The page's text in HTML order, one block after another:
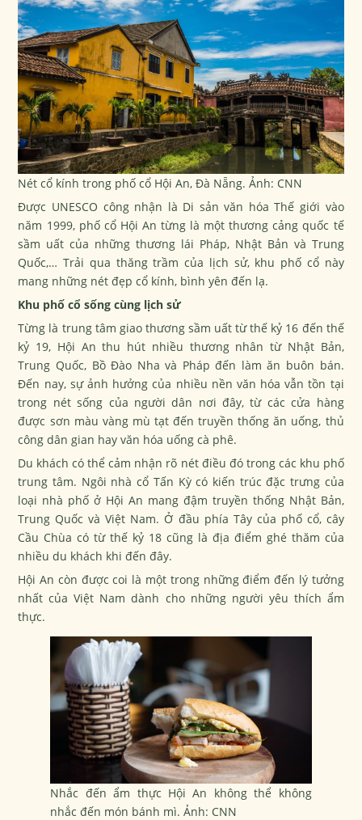
Nét cổ kính trong phố cổ Hội An, Đà Nẵng. Ảnh: CNN
Được UNESCO công nhận là Di sản văn hóa Thế giới vào
năm 1999, phố cổ Hội An từng là một thương cảng quốc tế
sầm uất của những thương lái Pháp, Nhật Bản và Trung
Quốc,… Trải qua thăng trầm của lịch sử, khu phố cổ này
mang những nét đẹp cổ kính, bình yên đến lạ.
Khu phố cổ sống cùng lịch sử
Từng là trung tâm giao thương sầm uất từ thế kỷ 16 đến thế
kỷ 19, Hội An thu hút nhiều thương nhân từ Nhật Bản,
Trung Quốc, Bồ Đào Nha và Pháp đến làm ăn buôn bán.
Đến nay, sự ảnh hưởng của nhiều nền văn hóa vẫn tồn tại
trong nét sống của người dân nơi đây, từ các cửa hàng
được sơn màu vàng mù tạt đến truyền thống ăn uống, thủ
công dân gian hay văn hóa uống cà phê.
Du khách có thể cảm nhận rõ nét điều đó trong các khu phố
trung tâm. Ngôi nhà cổ Tấn Kỳ có kiến trúc đặc trưng của
loại nhà phố ở Hội An mang đậm truyền thống Nhật Bản,
Trung Quốc và Việt Nam. Ở đầu phía Tây của phố cổ, cây
Cầu Chùa có từ thế kỷ 18 cũng là địa điểm ghé thăm của
nhiều du khách khi đến đây.
Hội An còn được coi là một trong những điểm đến lý tưởng
nhất của Việt Nam dành cho những người yêu thích ẩm
thực.
Nhắc đến ẩm thực Hội An không thể không
nhắc đến món bánh mì. Ảnh: CNN